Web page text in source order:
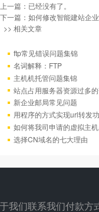
上一篇：已经没有了。
下一篇： 如何修改智能建站企
>> 相关文章
ftp常见错误问题集锦
名词解释：FTP
主机机托管问题集锦
站点占用服务器资源过多
新企业邮局常见问题
用程序的方式实现url转发
如何将我司申请的虚拟主
选择CN域名的七大理由
我们联系我们付款方